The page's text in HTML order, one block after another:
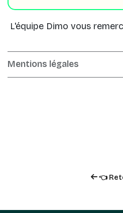
L'équipe Dimo vous
Mentions légales
👈